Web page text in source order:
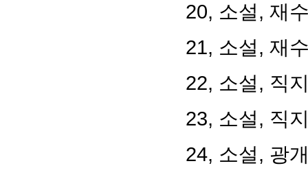
20, 소설, 재
21, 소설, 재
22, 소설, 직
23, 소설, 직
24, 소설, 광